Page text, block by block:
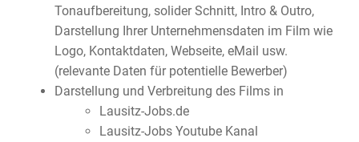
Tonaufbereitung, solider Schnitt, Intro & Outro,
Darstellung Ihrer Unternehmensdaten im Film wie
Logo, Kontaktdaten, Webseite, eMail usw.
(relevante Daten für potentielle Bewerber)
Darstellung und Verbreitung des Films in
Lausitz-Jobs.de
Lausitz-Jobs Youtube Kanal